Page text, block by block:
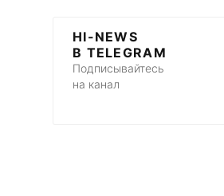
HI-NEWS
В TELEGRAM
Подписывайтесь
на канал